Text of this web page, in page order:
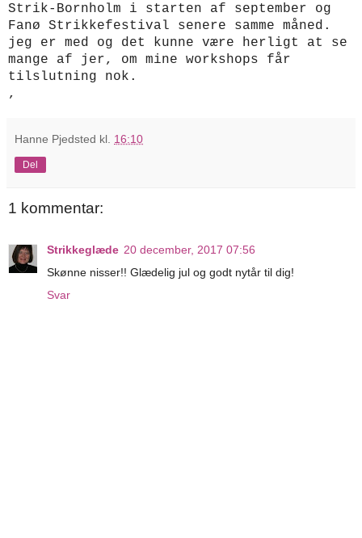
Strik-Bornholm i starten af september og
Fanø Strikkefestival senere samme måned.
jeg er med og det kunne være herligt at se
mange af jer, om mine workshops får
tilslutning nok.
,
Hanne Pjedsted kl. 16:10
Del
1 kommentar:
Strikkeglæde 20 december, 2017 07:56
Skønne nisser!! Glædelig jul og godt nytår til dig!
Svar